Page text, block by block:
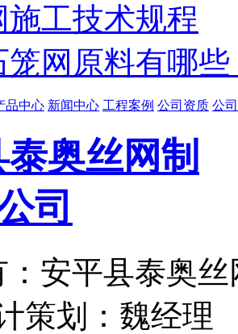
施工技术规程
笼网原料有哪些
品中心 新闻中心 工程案例 公司资质 公
：安平县泰奥
策划：魏经理